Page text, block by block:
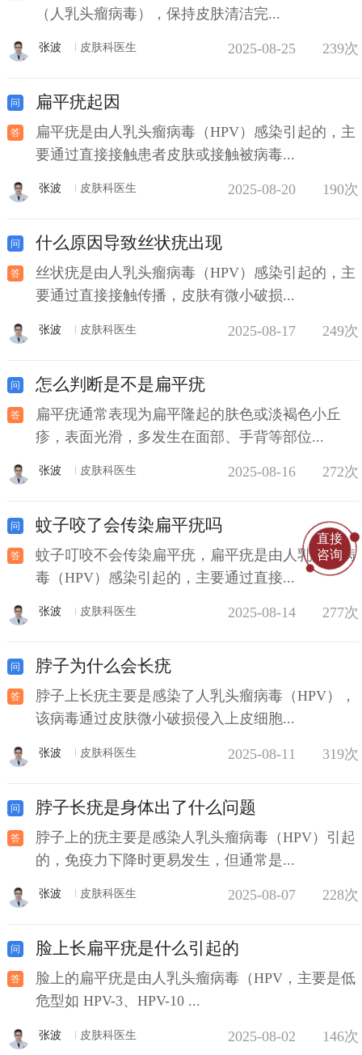
（人乳头瘤病毒），保持皮肤清洁完...
张波 皮肤科医生 2025-08-25 239次
扁平疣起因
扁平疣是由人乳头瘤病毒（HPV）感染引起的，主
要通过直接接触患者皮肤或接触被病毒...
张波 皮肤科医生 2025-08-20 190次
什么原因导致丝状疣出现
丝状疣是由人乳头瘤病毒（HPV）感染引起的，主
要通过直接接触传播，皮肤有微小破损...
张波 皮肤科医生 2025-08-17 249次
怎么判断是不是扁平疣
扁平疣通常表现为扁平隆起的肤色或淡褐色小丘
疹，表面光滑，多发生在面部、手背等部位...
张波 皮肤科医生 2025-08-16 272次
蚊子咬了会传染扁平疣吗
蚊子叮咬不会传染扁平疣，扁平疣是由人乳头瘤病
毒（HPV）感染引起的，主要通过直接...
张波 皮肤科医生 2025-08-14 277次
脖子为什么会长疣
脖子上长疣主要是感染了人乳头瘤病毒（HPV），
该病毒通过皮肤微小破损侵入上皮细胞...
张波 皮肤科医生 2025-08-11 319次
脖子长疣是身体出了什么问题
脖子上的疣主要是感染人乳头瘤病毒（HPV）引起
的，免疫力下降时更易发生，但通常是...
张波 皮肤科医生 2025-08-07 228次
脸上长扁平疣是什么引起的
脸上的扁平疣是由人乳头瘤病毒（HPV，主要是低
危型如 HPV-3、HPV-10 ...
张波 皮肤科医生 2025-08-02 146次
直接
咨询